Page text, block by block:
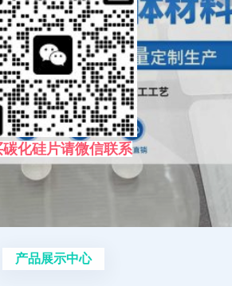
碳化硅片请微信联系
产品展示中心